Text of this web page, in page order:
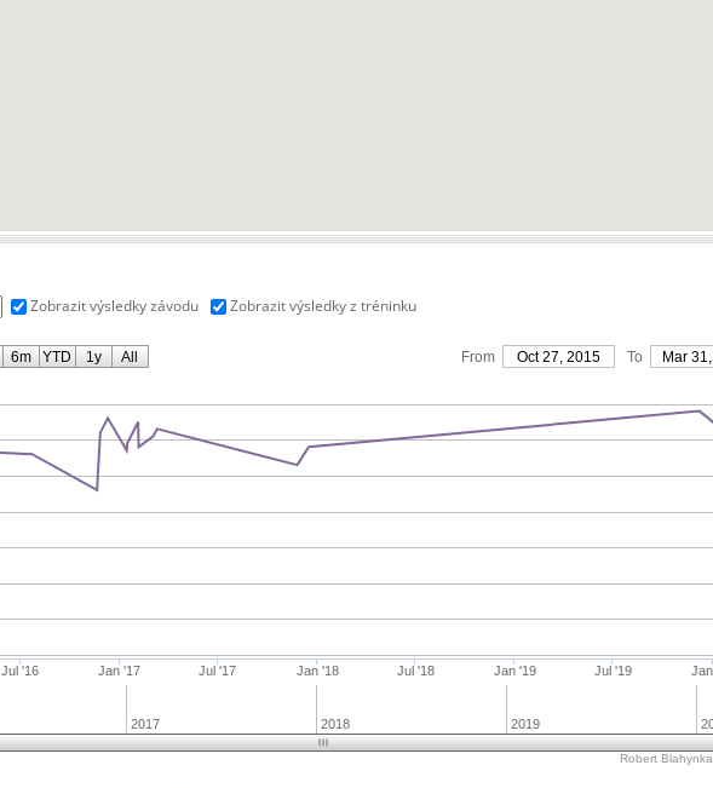
Zobrazit výsledky závodu
Zobrazit výsledky z tréninku
From Oct 27, 2015 To Mar
Jul '16 Jan '17 Jul '17 Jan '18 Jul '18 Jan '19 Jul '19
2017 2018 2019
6m YTD 1y All
Robert